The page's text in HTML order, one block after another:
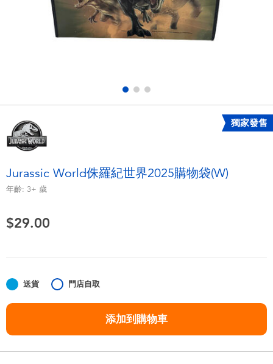
遊戲及拼圖系列
毛毛公仔玩具
夏日用品
任天堂 Switch
LEGO樂高
獨家發售
Jurassic World侏羅紀世界2025購物袋(W)
年齡: 3+ 歲
$29.00
送貨 門店自取
添加到購物車